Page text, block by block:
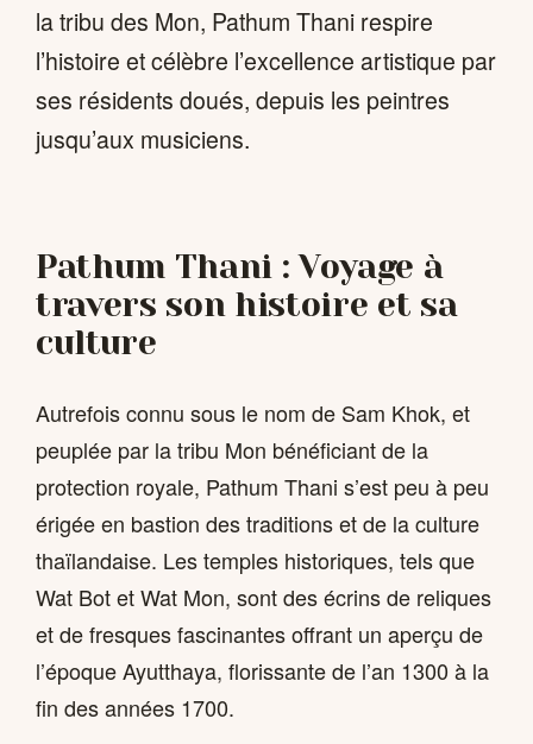
la tribu des Mon, Pathum Thani respire
l’histoire et célèbre l’excellence artistique par
ses résidents doués, depuis les peintres
jusqu’aux musiciens.
Pathum Thani : Voyage à
travers son histoire et sa
culture
Autrefois connu sous le nom de Sam Khok, et
peuplée par la tribu Mon bénéficiant de la
protection royale, Pathum Thani s’est peu à peu
érigée en bastion des traditions et de la culture
thaïlandaise. Les temples historiques, tels que
Wat Bot et Wat Mon, sont des écrins de reliques
et de fresques fascinantes offrant un aperçu de
l’époque Ayutthaya, florissante de l’an 1300 à la
fin des années 1700.